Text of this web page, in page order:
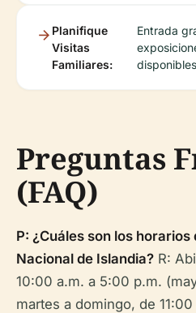
Planifique
Visitas
Familiares:
Entrada
Preguntas
(FAQ)
P: ¿Cuáles son los
Nacional de Islandia? R:
10:00 a.m. a 5:00 p.m.
martes a domingo, de